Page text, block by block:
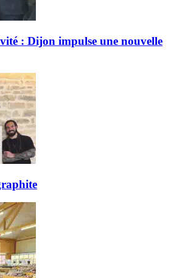
: Dijon impulse une nouvelle